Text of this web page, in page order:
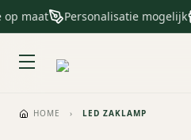
maat Personalisatie mogelijk
HOME › LED ZAKLAMP